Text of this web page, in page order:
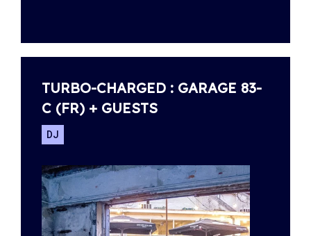
TURBO-CHARGED : GARAGE 83-
C (FR) + GUESTS
DJ